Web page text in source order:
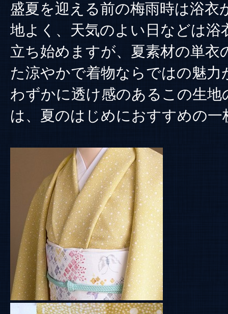
盛夏を迎える前の梅雨時は浴衣
地よく、天気のよい日などは浴
立ち始めますが、夏素材の単衣
た涼やかで着物ならではの魅力
わずかに透け感のあるこの生地
は、夏のはじめにおすすめの一